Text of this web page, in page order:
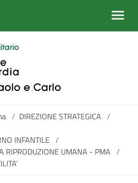
/ DIREZIONE STRATEGICA /
INFANTILE /
RIPRODUZIONE UMANA - PMA /